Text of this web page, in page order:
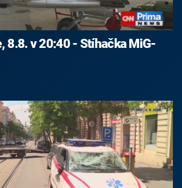
8.8. v 20:40 - Stíhačka MiG-